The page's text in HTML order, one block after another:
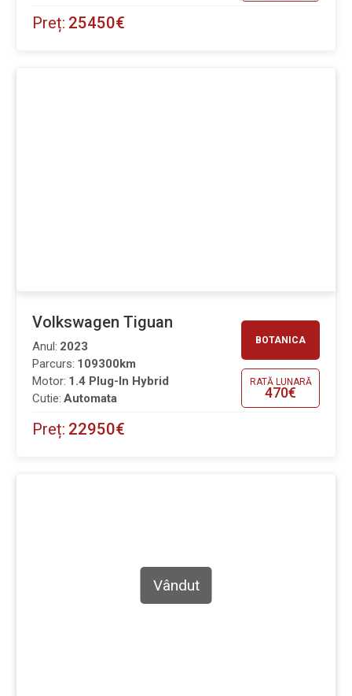
Preț: 25450€
BOTANICA
RATĂ LUNARĂ
470€
Volkswagen Tiguan
Parcurs: 109300km
Anul: 2023
Motor: 1.4 Plug-In Hybrid
Cutie: Automata
Preț: 22950€
Vândut